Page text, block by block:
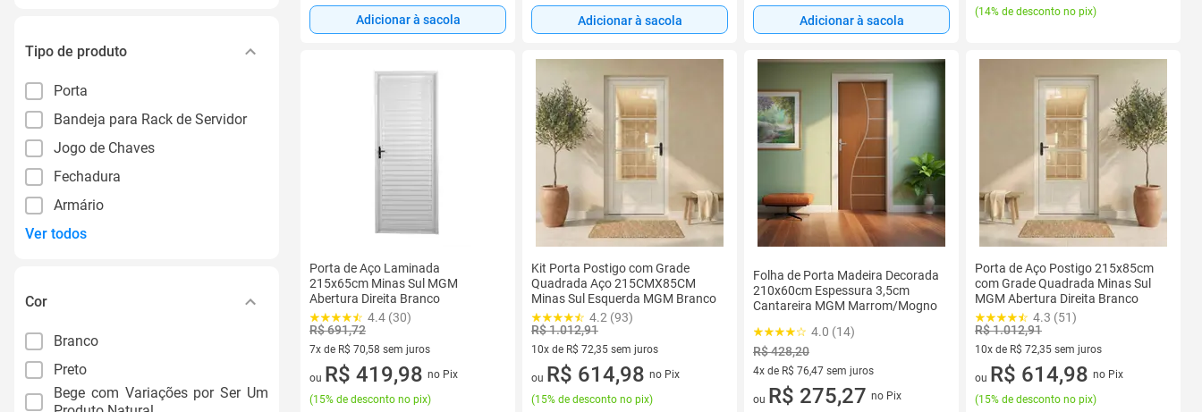
Tipo de produto
Porta
Bandeja para Rack de Servidor
Jogo de Chaves
Fechadura
Armário
Ver todos
Cor
Branco
Preto
Bege com Variações por Ser Um
Adicionar à sacola Adicionar à sacola Adicionar à sacola
(14% de desconto no pix)
Porta de Aço Laminada
215x65cm Minas Sul MGM
Abertura Direita Branco
4.4 (30)
R$ 691,72
7x de R$ 70,58 sem juros
7 vez de R$ 70,58 sem juros
ou R$ 419,98 no Pix
(15% de desconto no pix)
Kit Porta Postigo com Grade
Quadrada Aço 215CMX85CM
Minas Sul Esquerda MGM Branco
4.2 (93)
R$ 1.012,91
10x de R$ 72,35 sem juros
10 vez de R$ 72,35 sem juros
ou R$ 614,98 no Pix
(15% de desconto no pix)
Folha de Porta Madeira Decorada
210x60cm Espessura 3,5cm
Cantareira MGM Marrom/Mogno
4.0 (14)
R$ 428,20
4x de R$ 76,47 sem juros
4 vez de R$ 76,47 sem juros
ou R$ 275,27 no Pix
Porta de Aço Postigo 215x85cm
com Grade Quadrada Minas Sul
MGM Abertura Direita Branco
4.3 (51)
R$ 1.012,91
10x de R$ 72,35 sem juros
10 vez de R$ 72,35 sem juros
ou R$ 614,98 no Pix
(15% de desconto no pix)